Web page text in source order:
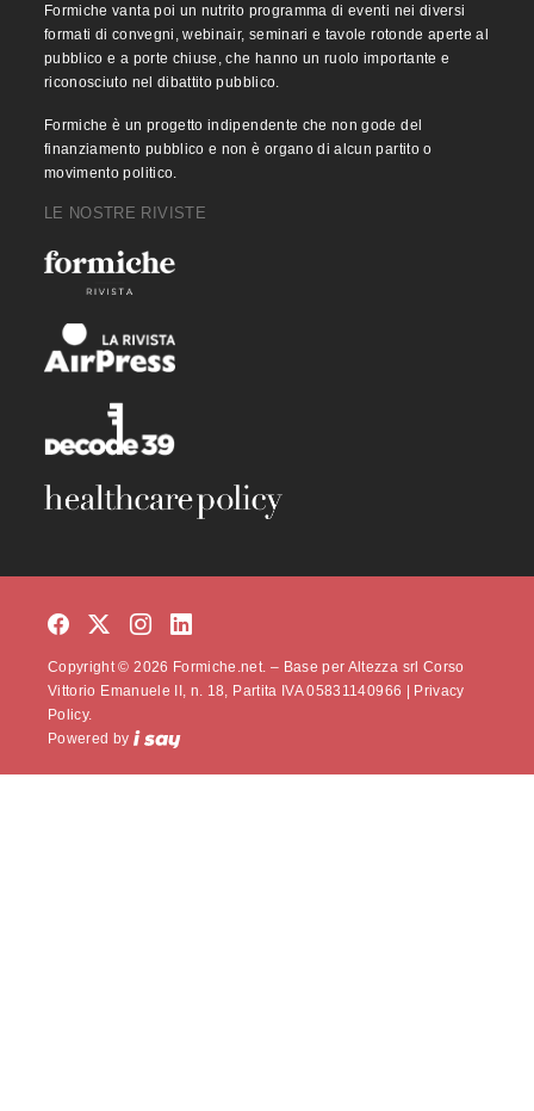
Formiche vanta poi un nutrito programma di eventi nei diversi
formati di convegni, webinair, seminari e tavole rotonde aperte al
pubblico e a porte chiuse, che hanno un ruolo importante e
riconosciuto nel dibattito pubblico.
Formiche è un progetto indipendente che non gode del
finanziamento pubblico e non è organo di alcun partito o
movimento politico.
LE NOSTRE RIVISTE
Copyright © 2026 Formiche.net. – Base per Altezza srl Corso
Vittorio Emanuele II, n. 18, Partita IVA 05831140966 | Privacy
Policy.
Powered by